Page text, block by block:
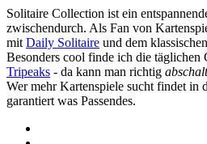
Solitaire Collection ist ein
zwischendurch. Als Fan von
mit Daily Solitaire und dem klassischen
Besonders cool finde ich die täglichen
Tripeaks - da kann man richtig
Wer mehr Kartenspiele sucht findet in
garantiert was Passendes.